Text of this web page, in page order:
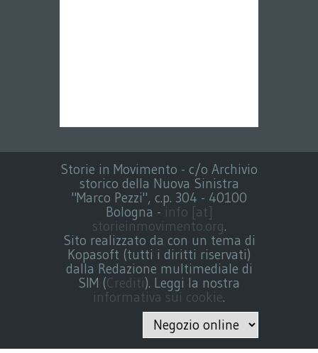
Storie in Movimento - c/o Archivio
storico della Nuova Sinistra
"Marco Pezzi", c.p. 304 - 40100
Bologna - info [at]
storieinmovimento.org.
Sito realizzato da con un tema di
Kopasoft (tutti i diritti riservati)
dalla Redazione multimediale di
SIM (Crediti). Leggi la nostra
informativa sui cookie.